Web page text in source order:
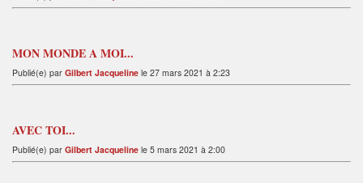
MON MONDE A MOI...
Publié(e) par Gilbert Jacqueline le 27 mars 2021 à 2:23
AVEC TOI...
Publié(e) par Gilbert Jacqueline le 5 mars 2021 à 2:00